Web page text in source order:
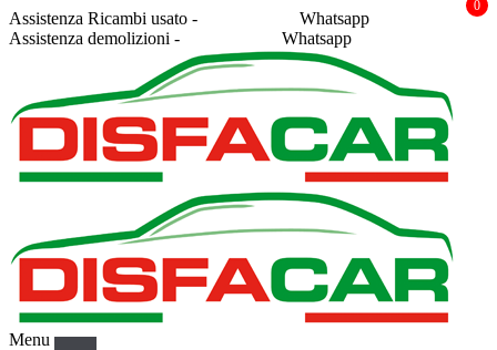
Assistenza Ricambi usato -
Whatsapp
Assistenza demolizioni -
Whatsapp
Menu
0